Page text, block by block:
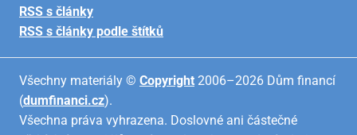
RSS s články
RSS s články podle štítků
Všechny materiály © Copyright 2006–2026 Dům financí
(dumfinanci.cz).
Všechna práva vyhrazena. Doslovné ani částečné